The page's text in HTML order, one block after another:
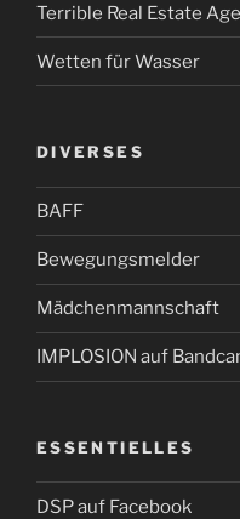
Terrible Real Estate
Wetten für Wasser
DIVERSES
BAFF
Bewegungsmelder
Mädchenmannschaft
IMPLOSION auf
ESSENTIELLES
DSP auf Facebook